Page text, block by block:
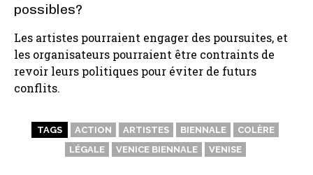
possibles?
Les artistes pourraient engager des poursuites, et
les organisateurs pourraient être contraints de
revoir leurs politiques pour éviter de futurs
conflits.
TAGS ACTION ARTISTES BIENNALE
COLÈRE
LÉGALE
VENICE BIENNALE VENISE